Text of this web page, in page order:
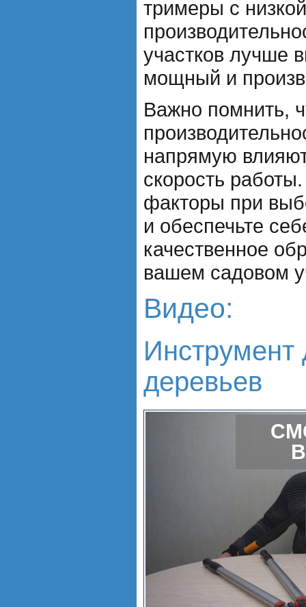
тримеры с
участков лучше
мощный и
Важно помнить,
напрямую
скорость
факторы при
и обеспечьте
качественное
вашем садовом
Видео:
Инструмент
деревьев